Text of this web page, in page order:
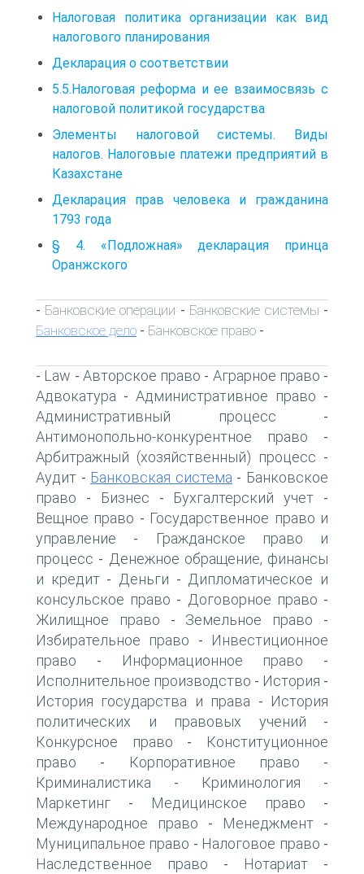
Налоговая политика организации как вид
налогового планирования
Декларация о соответствии
5.5.Налоговая реформа и ее взаимосвязь с
налоговой политикой государства
Элементы налоговой системы. Виды
налогов. Налоговые платежи предприятий в
Казахстане
Декларация прав человека и гражданина
1793 года
§ 4. «Подложная» декларация принца
Оранжского
- Банковские операции - Банковские системы -
Банковское дело - Банковское право -
- Law - Авторское право - Аграрное право -
Адвокатура - Административное право -
Административный процесс -
Антимонопольно-конкурентное право -
Арбитражный (хозяйственный) процесс -
Аудит - Банковская система - Банковское
право - Бизнес - Бухгалтерский учет -
Вещное право - Государственное право и
управление -
Гражданское право и
процесс - Денежное обращение, финансы
и кредит- Деньги - Дипломатическое и
консульское право - Договорное право -
Жилищное право - Земельное право -
Избирательное право -
Инвестиционное
право - Информационное право -
Исполнительное производство - История -
История государства и права -
История
политических и правовых учений -
Конкурсное право -
Конституционное
право - Корпоративное право -
Криминалистика - Криминология -
Маркетинг - Медицинское право -
Международное право - Менеджмент -
Муниципальное право - Налоговое право -
Наследственное право - Нотариат -